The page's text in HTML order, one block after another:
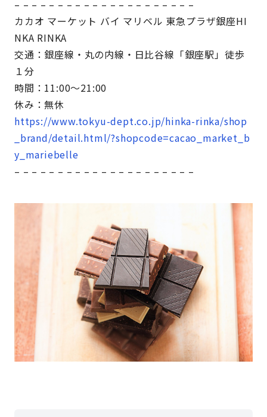
– – – – – – – – – – – – – – – – – – – – –
カカオ マーケット バイ マリベル 東急プラザ銀座HI
NKA RINKA
交通：銀座線・丸の内線・日比谷線「銀座駅」徒歩
１分
時間：11:00～21:00
休み：無休
https://www.tokyu-dept.co.jp/hinka-rinka/shop
_brand/detail.html/?shopcode=cacao_market_b
y_mariebelle
– – – – – – – – – – – – – – – – – – – – –